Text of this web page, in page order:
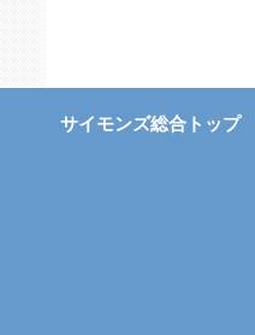
サイモンズ総合トップ